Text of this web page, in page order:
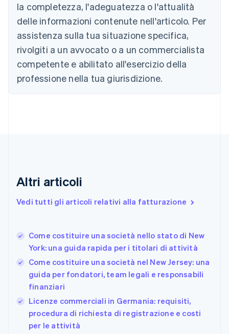
la completezza, l'adeguatezza o l'attualità
delle informazioni contenute nell'articolo. Per
assistenza sulla tua situazione specifica,
rivolgiti a un avvocato o a un commercialista
competente e abilitato all'esercizio della
professione nella tua giurisdizione.
Altri articoli
Vedi tutti gli articoli relativi alla fatturazione
Come costituire una società nello stato di New
York: una guida rapida per i titolari di attività
Come costituire una società nel New Jersey: una
guida per fondatori, team legali e responsabili
finanziari
Licenze commerciali in Germania: requisiti,
procedura di richiesta di registrazione e costi
per le attività
Brasile
PortuguêsEnglish
Bulgaria
English
Canada
EnglishFrançais
Cina continentale
简体中文English
Cipro
English
Finlandia
Germania
DeutschEnglish
Giappone
日本語 English
Gibilterra
English
Grecia
English
India